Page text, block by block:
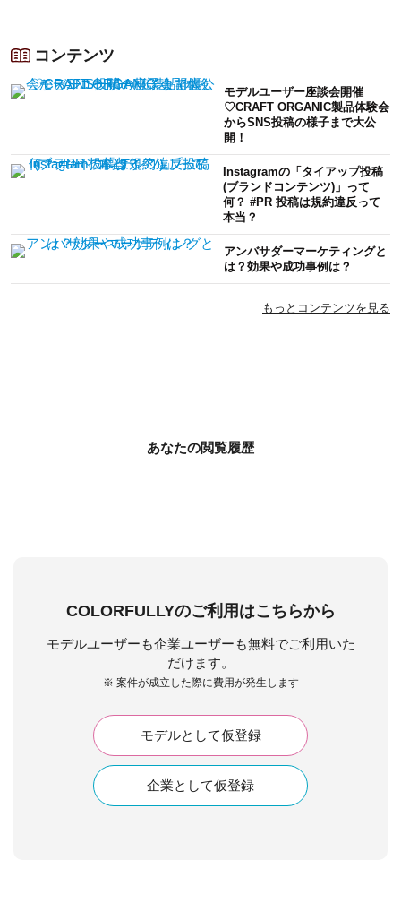
コンテンツ
モデルユーザー座談会開催
♡CRAFT ORGANIC製品体験会
からSNS投稿の様子まで大公
開！
Instagramの「タイアップ投稿
(ブランドコンテンツ)」って
何？ #PR 投稿は規約違反って
本当？
アンバサダーマーケティングと
は？効果や成功事例は？
もっとコンテンツを見る
あなたの閲覧履歴
COLORFULLYのご利用はこちらから
モデルユーザーも企業ユーザーも無料でご利用いた
だけます。
※ 案件が成立した際に費用が発生します
モデルとして仮登録
企業として仮登録